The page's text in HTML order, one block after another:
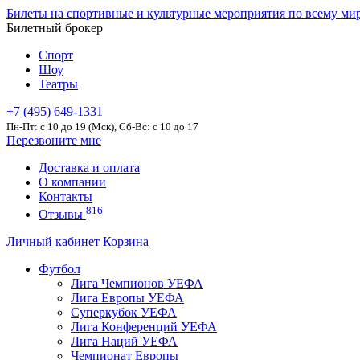
Билеты на спортивные и культурные мероприятия по всему
Билетный брокер
Спорт
Шоу
Театры
+7 (495) 649-1331
Пн-Пт: c 10 до 19 (Мск), Сб-Вс: с 10 до 17
Перезвоните мне
Доставка и оплата
О компании
Контакты
Отзывы 816
Личный кабинет Корзина
Футбол
Лига Чемпионов УЕФА
Лига Европы УЕФА
Суперкубок УЕФА
Лига Конференций УЕФА
Лига Наций УЕФА
Чемпионат Европы